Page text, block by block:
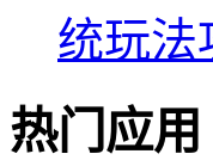
统玩法
热门应用